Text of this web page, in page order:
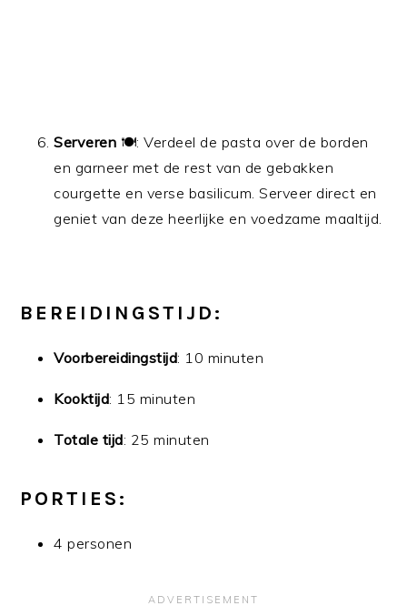
Serveren 🍽️: Verdeel de pasta over de borden
en garneer met de rest van de gebakken
courgette en verse basilicum. Serveer direct en
geniet van deze heerlijke en voedzame maaltijd.
BEREIDINGSTIJD:
Voorbereidingstijd: 10 minuten
Kooktijd: 15 minuten
Totale tijd: 25 minuten
PORTIES:
4 personen